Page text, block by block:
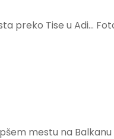
preko Tise u Adi…
mestu na